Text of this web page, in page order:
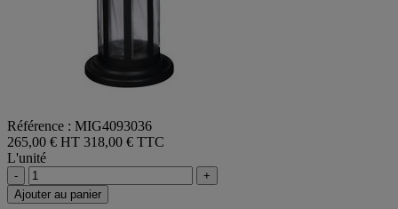
Référence : MIG4093036
265,00 € HT 318,00 € TTC
L'unité
-
+
Ajouter au panier